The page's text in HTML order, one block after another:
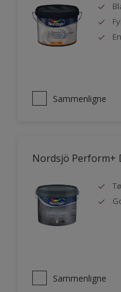
Sammenligne
Nordsjö Perform+
Sammenligne